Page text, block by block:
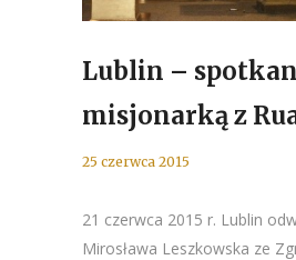
Lublin –
misjonarką z
25 czerwca 2015
21 czerwca 2015 r. Lublin
Mirosława Leszkowska ze